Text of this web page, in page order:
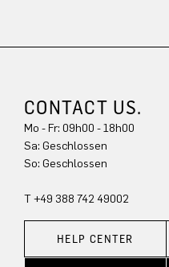
CONTACT US.
Mo - Fr: 09h00 - 18h00
Sa: Geschlossen
So: Geschlossen
T +49 388 742 49002
HELP CENTER